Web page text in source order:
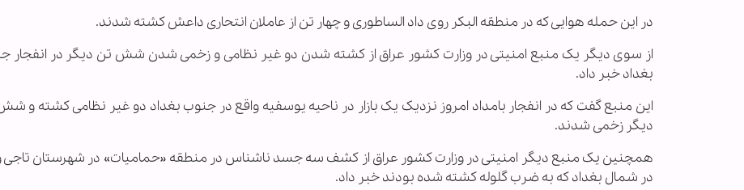
در این حمله هوایی که در منطقه البکر روی داد الساطوری و چهار تن از عاملان انتحاری داعش کشته شدند.
از سوی دیگر یک منبع امنیتی در وزارت کشور عراق از کشته شدن دو غیر نظامی و زخمی شدن شش تن دیگر در انفجار
بغداد خبر داد.
این منبع گفت که در انفجار بامداد امروز نزدیک یک بازار در ناحیه یوسفیه واقع در جنوب بغداد دو غیر نظامی کشته و
دیگر زخمی شدند.
همچنین یک منبع دیگر امنیتی در وزارت کشور عراق از کشف سه جسد نا‌شناس در منطقه «حمامیات» در شهرستان تاجی
در شمال بغداد که به ضرب گلوله کشته شده بودند خبر داد.